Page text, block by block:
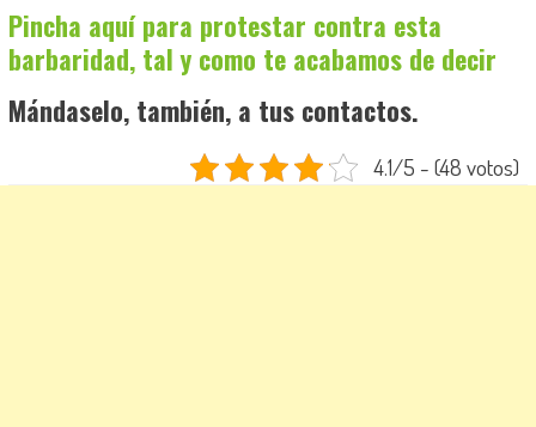
Pincha aquí para protestar contra esta
barbaridad, tal y como te acabamos de decir
Mándaselo, también, a tus contactos.
4.1/5 - (48 votos)